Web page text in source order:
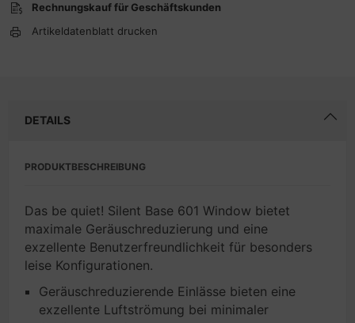
Rechnungskauf für Geschäftskunden
Artikeldatenblatt drucken
DETAILS
PRODUKTBESCHREIBUNG
Das be quiet! Silent Base 601 Window bietet
maximale Geräuschreduzierung und eine
exzellente Benutzerfreundlichkeit für besonders
leise Konfigurationen.
Geräuschreduzierende Einlässe bieten eine
exzellente Luftströmung bei minimaler